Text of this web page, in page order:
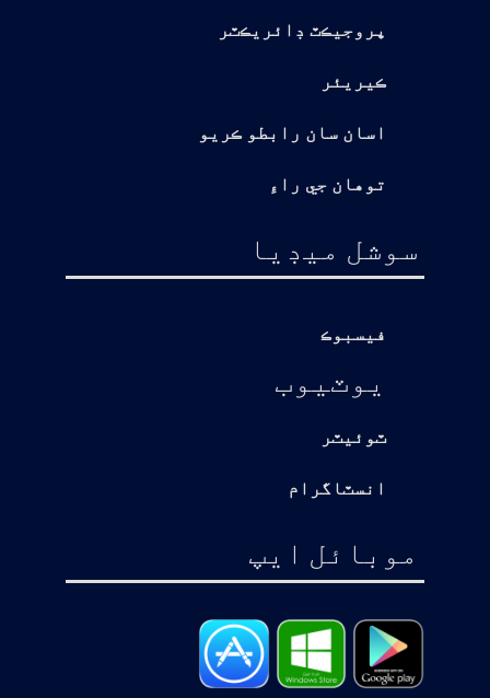
پروجيڪٽ ڊائريڪٽر
ڪيريئر
اسان سان رابطو ڪريو
توهان جي راءِ
سوشل ميڊيا
فيسبوڪ
يوٽيوب
ٽوئيٽر
انسٽاگرام
موبائل ايپ